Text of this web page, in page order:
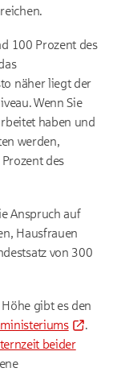
100 Prozent des
näher liegt der
Wenn Sie
haben und
werden,
des
Anspruch auf
Hausfrauen
von 300
gibt es den
.
beider